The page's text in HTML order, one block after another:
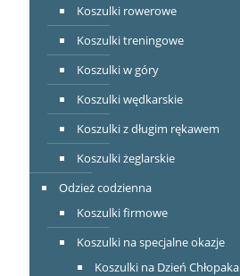
Koszulki rowerowe
Koszulki treningowe
Koszulki w góry
Koszulki wędkarskie
Koszulki z długim rękawem
Koszulki żeglarskie
Odzież codzienna
Koszulki firmowe
Koszulki na specjalne okazje
Koszulki na Dzień Chłopaka